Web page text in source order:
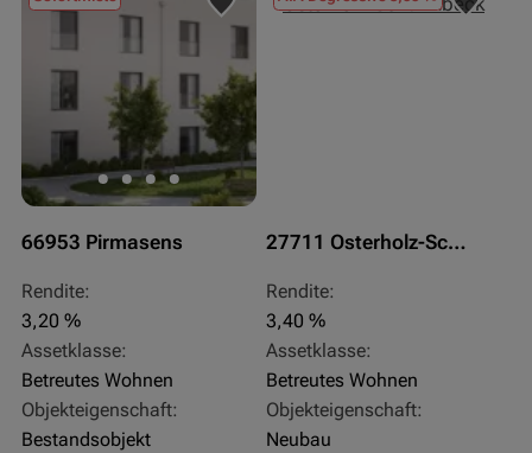
66953 Pirmasens
Rendite:
3,20 %
Assetklasse:
Betreutes Wohnen
Objekteigenschaft:
Bestandsobjekt
27711 Osterholz-Scharmbeck
Rendite:
3,40 %
Assetklasse:
Betreutes Wohnen
Objekteigenschaft:
Neubau